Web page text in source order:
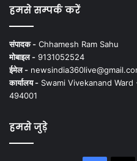
हमसे सम्पर्क करें
संपादक - Chhamesh Ram Sahu
मोबाइल - 9131052524
ईमेल -
कार्यालय - Swami Vivekanand
494001
हमसे जुड़े